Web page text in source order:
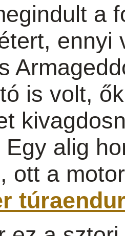
a
ennyi
is volt,
Egy alig
ott a